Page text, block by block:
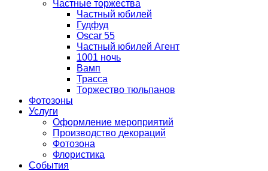
Частные торжества
Частный юбилей
Гудфуд
Oscar 55
Частный юбилей Агент
1001 ночь
Вамп
Трасса
Торжество тюльпанов
Фотозоны
Услуги
Оформление мероприятий
Производство декораций
Фотозона
Флористика
События